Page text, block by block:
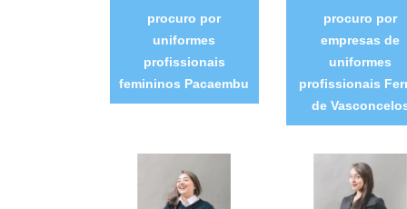
procuro por
uniformes
profissionais
femininos Pacaembu
procuro por
empresas de
uniformes
profissionais
de